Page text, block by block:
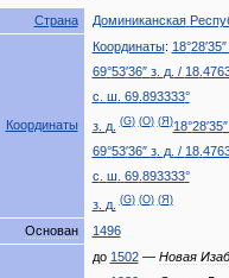
Страна Доминиканская
Координаты
Координаты: 18°28′35″
69°53′36″ з. д. / 18.
с ш 69. 893333°
з. д. (G) (O) (Я )18°28′35″
69°53′36″ з. д. / 18.
с ш 69. 893333°
з. д. (G) (O) (Я )
Основан 1496
до 1502— Новая